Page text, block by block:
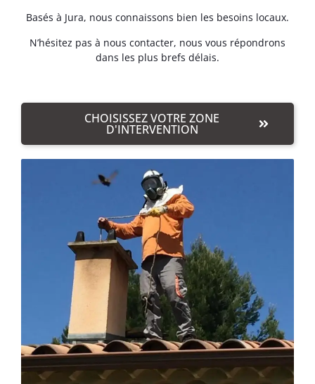
Basés à Jura, nous connaissons bien les besoins locaux.
N’hésitez pas à nous contacter, nous vous répondrons
dans les plus brefs délais.
CHOISISSEZ VOTRE ZONE
D'INTERVENTION